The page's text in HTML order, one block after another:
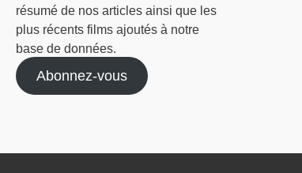
résumé de nos articles ainsi que les
plus récents films ajoutés à notre
base de données.
Abonnez-vous